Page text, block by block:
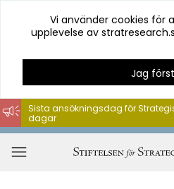
Hoppa
till
innehåll
Vi använder cookies för
upplevelse av
Jag
Sista ansökningsdag för
dagar